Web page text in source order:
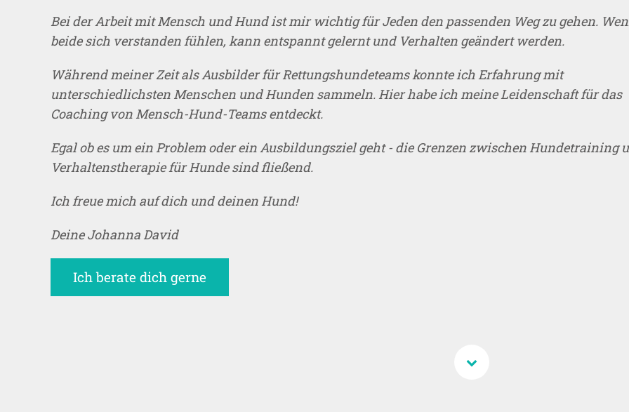
Bei der Arbeit mit Mensch und Hund ist mir wichtig für Jeden den passenden Weg zu gehen.
beide sich verstanden fühlen, kann entspannt gelernt und Verhalten geändert werden.
Während meiner Zeit als Ausbilder für Rettungshundeteams konnte ich Erfahrung mit
unterschiedlichsten Menschen und Hunden sammeln. Hier habe ich meine Leidenschaft für das
Coaching von Mensch-Hund-Teams entdeckt.
Egal ob es um ein Problem oder ein Ausbildungsziel geht - die Grenzen zwischen Hundetraining
Verhaltenstherapie für Hunde sind fließend.
Ich freue mich auf dich und deinen Hund!
Deine Johanna David
Ich berate dich gerne